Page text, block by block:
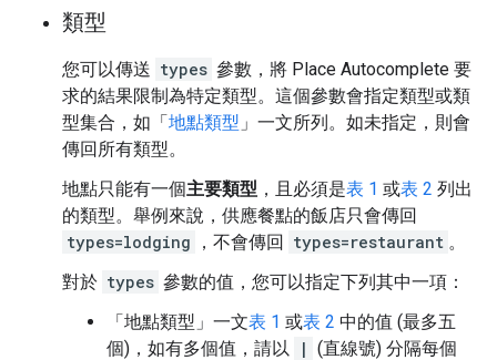
類型
您可以傳送 types 參數，將 Place Autocomplete 要
求的結果限制為特定類型。這個參數會指定類型或類
型集合，如「地點類型 」一文所列。如未指定，則會
傳回所有類型。
地點只能有一個主要類型 ，且必須是表 1 或表 2 列出
的類型。舉例來說，供應餐點的飯店只會傳回
types=lodging
，不會傳回 types=restaurant 。
對於 types 參數的值，您可以指定下列其中一項：
「地點類型」一文表 1 或表 2 中的值 (最多五
個)，如有多個值，請以
| (直線號) 分隔每個